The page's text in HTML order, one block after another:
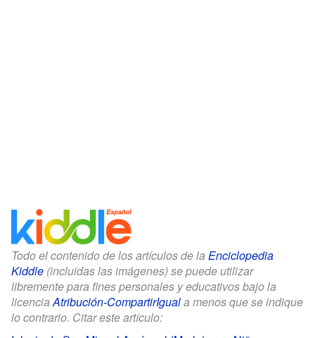
Todo el contenido de los artículos de la Enciclopedia
Kiddle (incluidas las imágenes) se puede utilizar
libremente para fines personales y educativos bajo la
licenciaAtribución-CompartirIguala menos que se indique
lo contrario. Citar este artículo: